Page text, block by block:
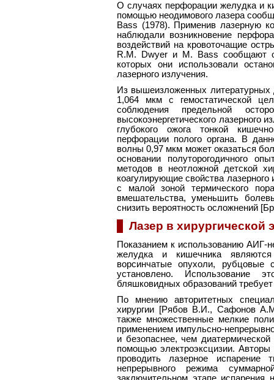
О случаях перфорации желудка и
помощью неодимового лазера
Bass (1978). Применив лазерную
наблюдали возникновение
воздействий на кровоточащие
R.M. Dwyer и M. Bass сообщают
которых они использовали
лазерного излучения.
Из вышеизложенных
1,064 мкм с гемостатической
соблюдения предельной
высокоэнергетического лазерного
глубокого ожога тонкой
перфорации полого органа. В
волны 0,97 мкм может оказаться
основании полуторогодичного
методов в неотложной детской
коагулирующие свойства
с малой зоной термического
вмешательства, уменьшить
снизить вероятность осложнений
Лазер в хирургической
Показанием к использованию АИГ-
желудка и кишечника
ворсинчатые опухоли, рубцовые
установлено. Использование
бляшковидных образований
По мнению авторитетных
хирургии [Рябов В.И., Сафонов
также множественные мелкие
применением импульсно-
и безопаснее, чем
помощью электроэксцизии.
проводить лазерное испарение
непрерывного режима